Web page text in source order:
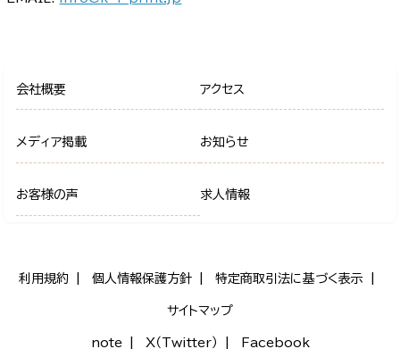
会社概要 アクセス
メディア掲載 お知らせ
お客様の声 求人情報
利用規約 個人情報保護方針 特定商取引法に基づく表示
サイトマップ
note X（Twitter） Facebook